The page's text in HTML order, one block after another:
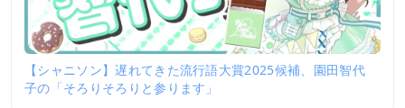
【シャニソン】遅れてきた流行語大賞2025候補、園田智代
子の「そろりそろりと参ります」